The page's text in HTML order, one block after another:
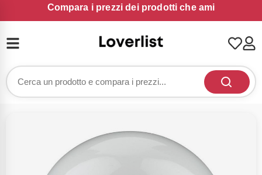
Compara i prezzi dei prodotti che ami